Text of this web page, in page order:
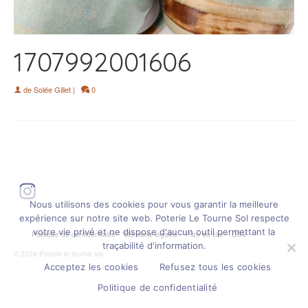
1707992001606
deSolée Gillet | 0
Politique de confidentialité Mentions légales Plan de site
CGV
© 2026 Poterie le tourne sol
Nous utilisons des cookies pour vous garantir la meilleure
expérience sur notre site web. Poterie Le Tourne Sol respecte
votre vie privé et ne dispose d'aucun outil permettant la
traçabilité d'information.
Acceptez les cookies
Refusez tous les cookies
Politique de confidentialité